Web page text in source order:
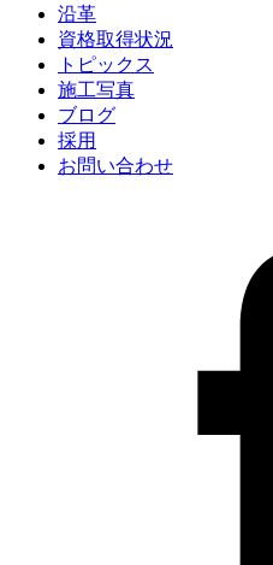
沿革
資格取得状況
トピックス
施工写真
ブログ
採用
お問い合わせ